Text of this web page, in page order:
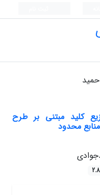
کلید مبتنی بر طرح